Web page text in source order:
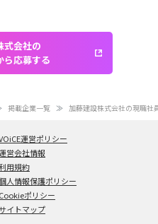
式会社の
ら応募する
掲載企業一覧 加藤建設株式会社の現職社
運営ポリシー
営会社情報
用規約
人情報保護ポリシー
Cookieポリシー
イトマップ